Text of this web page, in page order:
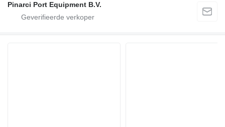
Pinarci Port Equipment B.V.